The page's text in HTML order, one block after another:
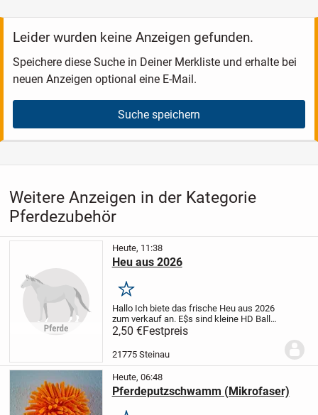
Leider wurden keine Anzeigen gefunden.
Speichere diese Suche in Deiner Merkliste und erhalte bei
neuen Anzeigen optional eine E-Mail.
Suche speichern
Weitere Anzeigen in der Kategorie
Pferdezubehör
Heute, 11:38
Heu aus 2026
Merken
Hallo Ich biete das frische Heu aus 2026
zum verkauf an. E$s sind kleine HD Ballen
mit der Claas Markant 40 eprest.
2,50 €Festpreis
21775 Steinau
Heute, 06:48
Pferdeputzschwamm (Mikrofaser)